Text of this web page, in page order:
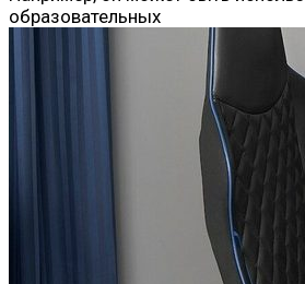
образовательных